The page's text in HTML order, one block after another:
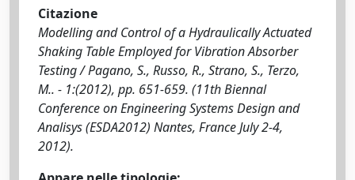
Citazione
Modelling and Control of a Hydraulically Actuated
Shaking Table Employed for Vibration Absorber
Testing / Pagano, S., Russo, R., Strano, S., Terzo,
M.. - 1:(2012), pp. 651-659. (11th Biennal
Conference on Engineering Systems Design and
Analisys (ESDA2012) Nantes, France July 2-4,
2012).